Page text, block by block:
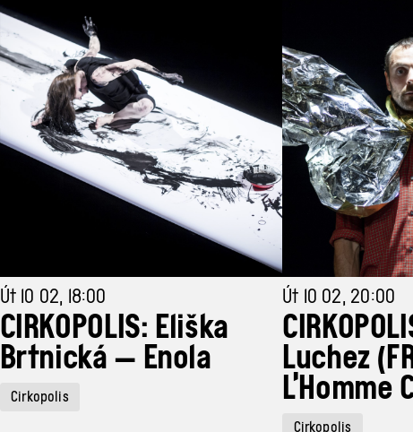
Út 10 02, 18:00
CIRKOPOLIS: Eliška
Brtnická — Enola
Cirkopolis
Út 10 02, 20:00
Luchez
L’Homme
Cirkopolis